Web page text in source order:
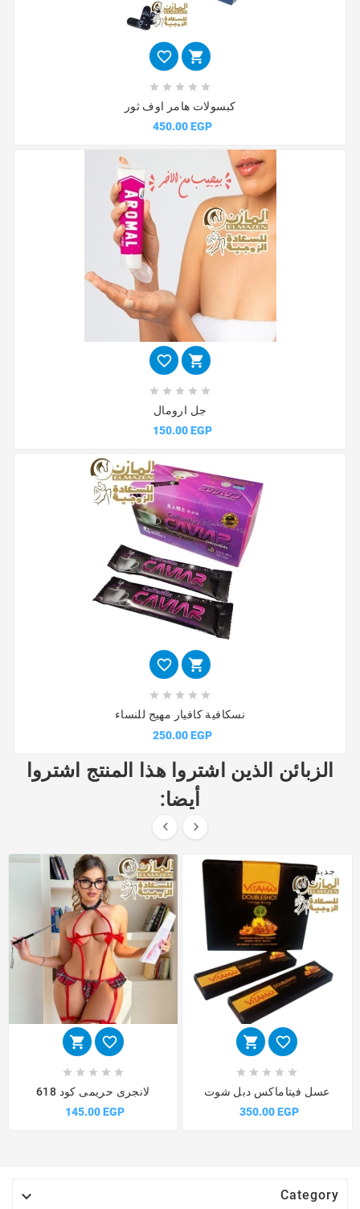


    
كبسولات هامر اوف ثور
450.00 EGP


    
جل ارومال
150.00 EGP


    
نسكافية كافيار مهيج للنساء
250.00 EGP
الزبائن الذين اشتروا هذا المنتج اشتروا
أيضا:
 
 
    
لانجرى حريمى كود 618
145.00 EGP
جديد
 
    
عسل فيتاماكس دبل شوت
350.00 EGP
Category
